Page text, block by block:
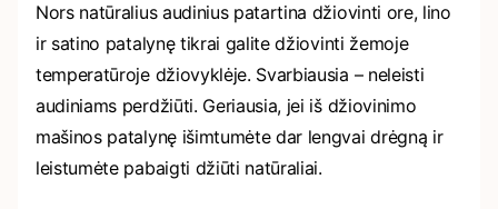
Nors natūralius audinius patartina džiovinti ore, lino
ir satino patalynę tikrai galite džiovinti žemoje
temperatūroje džiovyklėje. Svarbiausia – neleisti
audiniams perdžiūti. Geriausia, jei iš džiovinimo
mašinos patalynę išimtumėte dar lengvai drėgną ir
leistumėte pabaigti džiūti natūraliai.